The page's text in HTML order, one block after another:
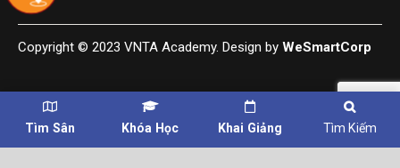
Copyright © 2023 VNTA Academy. Design by WeSmartCorp
Tìm Sân Khóa Học Khai Giảng Tìm Kiếm